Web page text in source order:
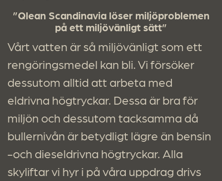
”Qlean Scandinavia löser miljöproblemen
på ett miljövänligt sätt”
Vårt vatten är så miljövänligt som ett
rengöringsmedel kan bli. Vi försöker
dessutom alltid att arbeta med
eldrivna högtryckar. Dessa är bra för
miljön och dessutom tacksamma då
bullernivån är betydligt lägre än bensin
-och dieseldrivna högtryckar. Alla
skyliftar vi hyr i på våra uppdrag drivs